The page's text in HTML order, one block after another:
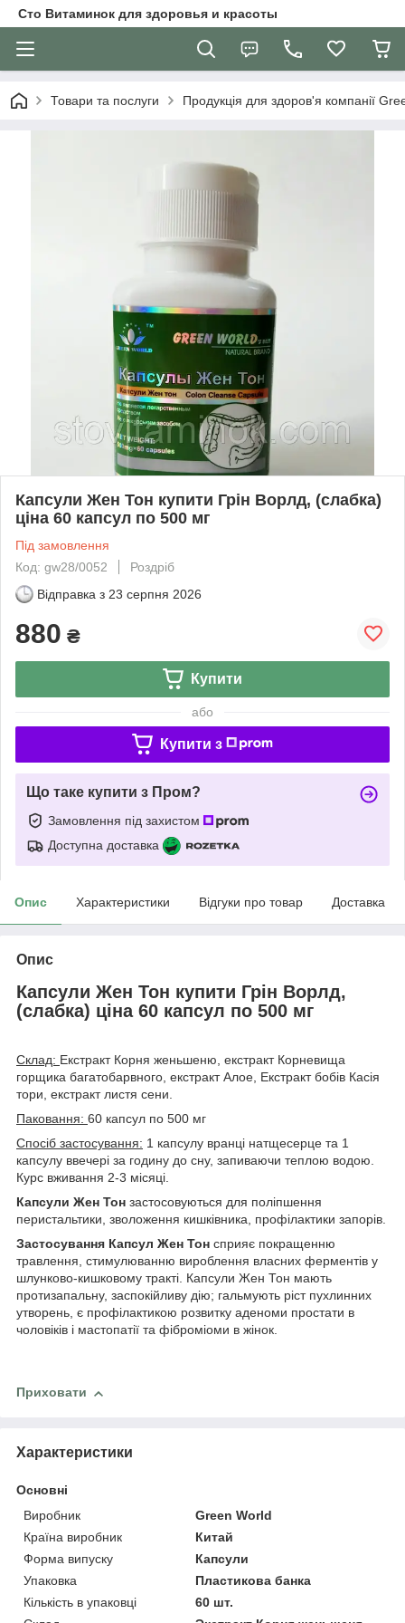
Сто Витаминок для здоровья и красоты
Товари та послуги Продукція для здоров'я компанії
Капсули Жен Тон купити Грін Ворлд, (слабка)
ціна 60 капсул по 500 мг
Під замовлення
Код: gw28/0052
Роздріб
Відправка з 23 серпня 2026
880 ₴
Купити
або
Купити з
Що таке купити з Пром?
Замовлення під захистом
Доступна доставка
Опис Характеристики Відгуки про товар Доставка
Опис
Капсули Жен Тон купити Грін Ворлд,
(слабка) ціна 60 капсул по 500 мг
Склад: Екстракт Корня женьшеню, екстракт Корневища
горщика багатобарвного, екстракт Алое, Екстракт бобів Касія
тори, екстракт листя сени.
Паковання: 60 капсул по 500 мг
Спосіб застосування: 1 капсулу вранці натщесерце та 1
капсулу ввечері за годину до сну, запиваючи теплою водою.
Курс вживання 2-3 місяці.
Капсули Жен Тон застосовуються для поліпшення
перистальтики, зволоження кишківника, профілактики запорів.
Застосування Капсул Жен Тон сприяє покращенню
травлення, стимулюванню вироблення власних ферментів у
шлунково-кишковому тракті. Капсули Жен Тон мають
протизапальну, заспокійливу дію; гальмують ріст пухлинних
утворень, є профілактикою розвитку аденоми простати в
чоловіків і мастопатії та фіброміоми в жінок.
Приховати
Характеристики
Основні
Виробник
Green World
Країна виробник
Китай
Форма випуску
Капсули
Упаковка
Пластикова банка
Кількість в упаковці
60 шт.